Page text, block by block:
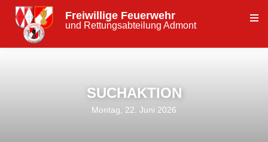
Freiwillige Feuerwehr
und Rettungsabteilung Admont
SUCHAKTION
Montag, 22. Juni 2026